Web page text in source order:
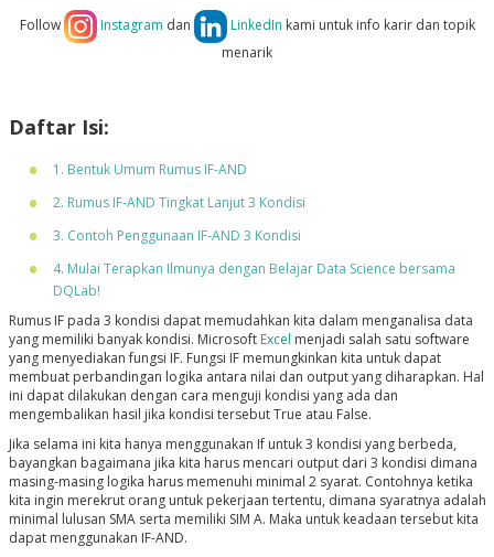
Follow Instagram dan LinkedIn kami untuk info karir dan topik
menarik
Daftar Isi:
1. Bentuk Umum Rumus IF-AND
2. Rumus IF-AND Tingkat Lanjut 3 Kondisi
3. Contoh Penggunaan IF-AND 3 Kondisi
4. Mulai Terapkan Ilmunya dengan Belajar Data Science bersama
DQLab!
Rumus IF pada 3 kondisi dapat memudahkan kita dalam menganalisa data
yang memiliki banyak kondisi. Microsoft Excel menjadi salah satu software
yang menyediakan fungsi IF. Fungsi IF memungkinkan kita untuk dapat
membuat perbandingan logika antara nilai dan output yang diharapkan. Hal
ini dapat dilakukan dengan cara menguji kondisi yang ada dan
mengembalikan hasil jika kondisi tersebut True atau False.
Jika selama ini kita hanya menggunakan If untuk 3 kondisi yang berbeda,
bayangkan bagaimana jika kita harus mencari output dari 3 kondisi dimana
masing-masing logika harus memenuhi minimal 2 syarat. Contohnya ketika
kita ingin merekrut orang untuk pekerjaan tertentu, dimana syaratnya adalah
minimal lulusan SMA serta memiliki SIM A. Maka untuk keadaan tersebut kita
dapat menggunakan IF-AND.